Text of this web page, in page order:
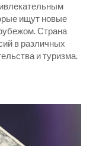
ищут новые
Страна
в различных
и туризма.